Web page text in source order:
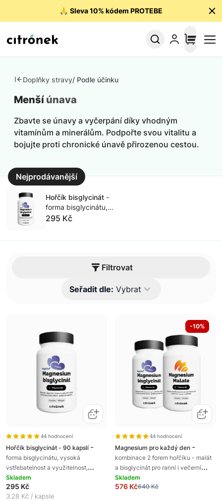
🙏 Sleva 10% kódem PROTEBE
Doplňky stravy/ Podle účinku
Menší únava
Zbavte se únavy a vyčerpání díky vhodným
vitamínům a minerálům. Podpořte svou vitalitu a
bojujte proti chronické únavě přirozenou cestou.
Nejprodávanější
Hořčík bisglycinát
forma bisglycinátu,
vysoká
doplněk stravy
295 Kč
Filtrovat
Seřadit dle: Vybrat
44 hodnocení
Hořčík bisglycinát - 90 kapslí -
forma bisglycinátu, vysoká
vstřebatelnost a využitelnost,
veganská kapsle, podpora
regenerace, doplněk stravy
Skladem
295 Kč
3.28 Kč / kapsle
-10%
44 hodnocení
Magnesium pro každý den -
kombinace 2 forem hořčíku - malát
a bisglycinát pro ranní i večerní
rutinu, doplněk stavy
Skladem
576 Kč640 Kč